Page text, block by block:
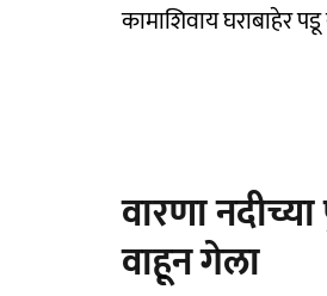
कामाशिवाय घराबाहेर
वारणा
वाहून गेला